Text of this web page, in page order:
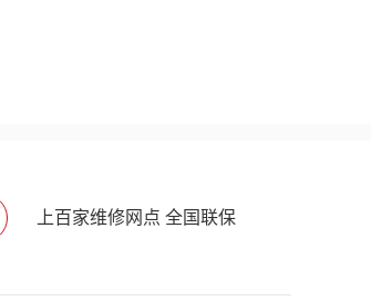
上百家维修网点 全国联保